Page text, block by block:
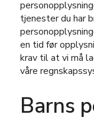
tjenester du har
en tid før
krav til at vi må
våre
Barns